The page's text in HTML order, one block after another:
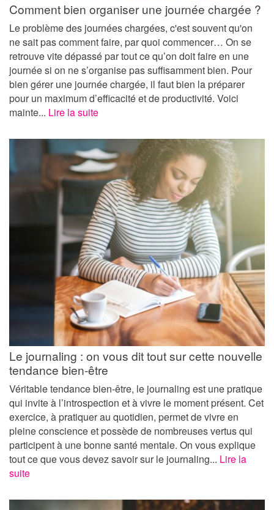
Comment bien organiser une journée chargée ?
Le problème des journées chargées, c'est souvent qu'on
ne sait pas comment faire, par quoi commencer… On se
retrouve vite dépassé par tout ce qu’on doit faire en une
journée si on ne s’organise pas suffisamment bien. Pour
bien gérer une journée chargée, il faut bien la préparer
pour un maximum d’efficacité et de productivité. Voici
mainte... Lire la suite
Le journaling : on vous dit tout sur cette nouvelle
tendance bien-être
Véritable tendance bien-être, le journaling est une pratique
qui invite à l’introspection et à vivre le moment présent. Cet
exercice, à pratiquer au quotidien, permet de vivre en
pleine conscience et possède de nombreuses vertus qui
participent à une bonne santé mentale. On vous explique
tout ce que vous devez savoir sur le journaling... Lire la
suite